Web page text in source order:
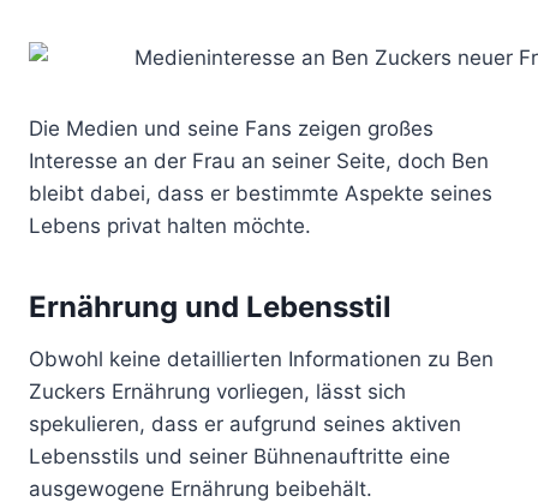
Die Medien und seine Fans zeigen großes
Interesse an der Frau an seiner Seite, doch Ben
bleibt dabei, dass er bestimmte Aspekte seines
Lebens privat halten möchte.
Ernährung und Lebensstil
Obwohl keine detaillierten Informationen zu Ben
Zuckers Ernährung vorliegen, lässt sich
spekulieren, dass er aufgrund seines aktiven
Lebensstils und seiner Bühnenauftritte eine
ausgewogene Ernährung beibehält.